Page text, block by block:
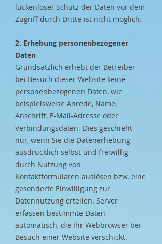
lückenloser Schutz der Daten vor dem
Zugriff durch Dritte ist nicht möglich.
2. Erhebung personenbezogener
Daten
​Grundsätzlich erhebt der Betreiber
bei Besuch dieser Website keine
personenbezogenen Daten, wie
beispielsweise Anrede, Name,
Anschrift, E-Mail-Adresse oder
Verbindungsdaten. Dies geschieht
nur, wenn Sie die Datenerhebung
ausdrücklich selbst und freiwillig
durch Nutzung von
Kontaktformularen auslösen bzw. eine
gesonderte Einwilligung zur
Datennutzung erteilen. Server
erfassen bestimmte Daten
automatisch, die Ihr Webbrowser bei
Besuch einer Website verschickt.